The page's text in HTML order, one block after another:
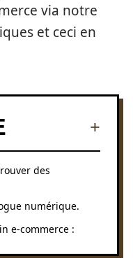
via notre
et ceci en
des
numérique.
e-commerce :